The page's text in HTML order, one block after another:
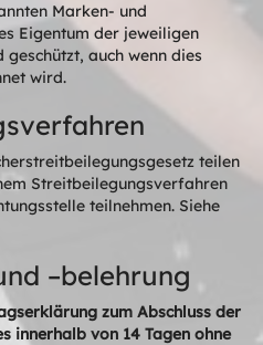
Marken- und
Eigentum der jeweiligen
auch wenn dies
wird.
teilen
Streitbeilegungsverfahren
teilnehmen. Siehe
–belehrung
zum Abschluss der
innerhalb von 14 Tagen ohne